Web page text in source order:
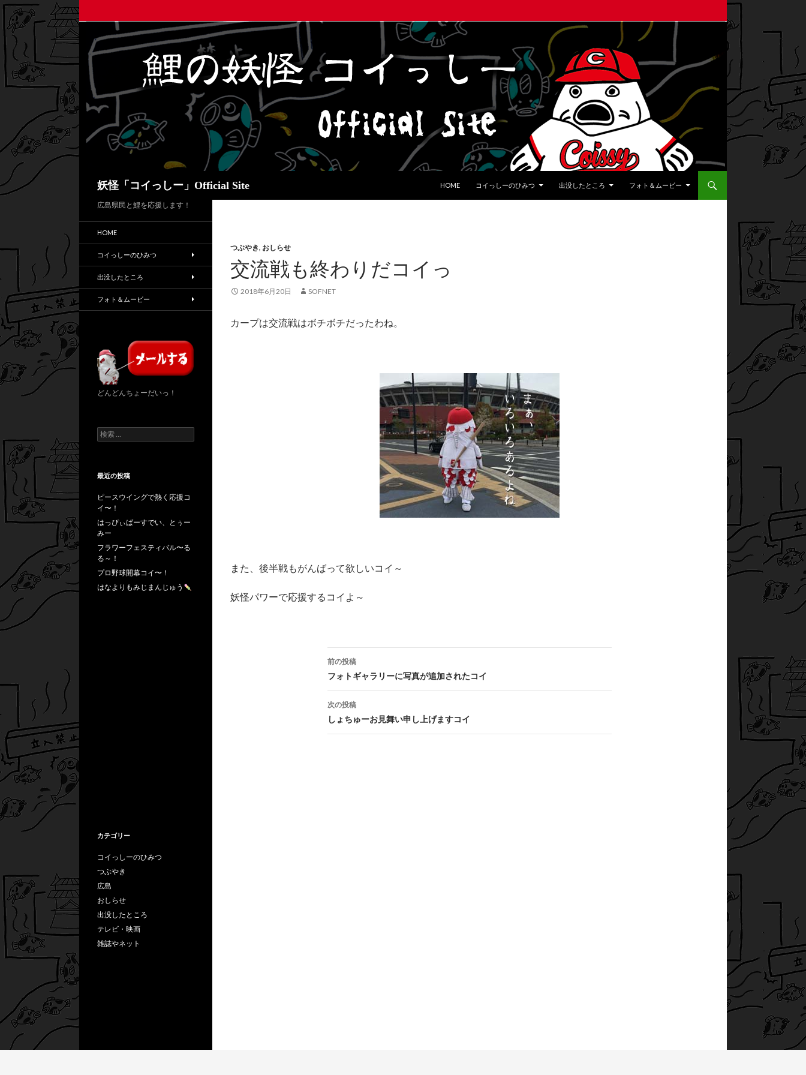
妖怪「コイっしー」Official Site
HOME
コイっしーのひみつ 出没したところ フォト＆ムービー
つぶやき, おしらせ
交流戦も終わりだコイっ
2018年6月20日 SOFNET
カープは交流戦はボチボチだったわね。
また、後半戦もがんばって欲しいコイ～
妖怪パワーで応援するコイよ～
投
稿
ナ
前の投稿
フォトギャラリーに写真が追加されたコイ
次の投稿
しょちゅーお見舞い申し上げますコイ
広島県民と鯉を応援します！
HOME
コイっしーのひみつ
出没したところ
フォト＆ムービー
どんどんちょーだいっ！
検
索
最近の投稿
ピースウイングで熱く応援コ
イ〜！
はっぴぃばーすでい、とぅー
みー
フラワーフェスティバル〜る
る～！
プロ野球開幕コイ〜！
はなよりもみじまんじゅう
カテゴリー
コイっしーのひみつ
つぶやき
広島
おしらせ
出没したところ
テレビ・映画
雑誌やネット